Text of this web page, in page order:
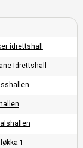
idrettshall
Idrettshall
1